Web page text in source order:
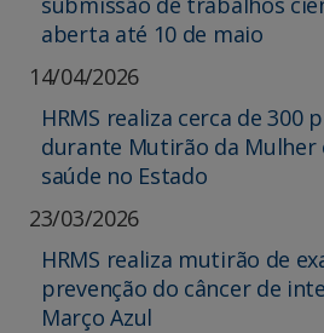
aberta até 10 de maio
14/04/2026
HRMS realiza cerca de 300
durante Mutirão da Mulher
saúde no Estado
23/03/2026
HRMS realiza mutirão de
prevenção do câncer de
Março Azul